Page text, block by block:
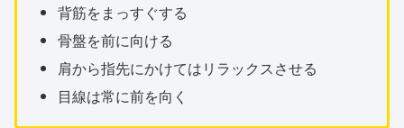
背筋をまっすぐする
骨盤を前に向ける
肩から指先にかけてはリラックスさせる
目線は常に前を向く